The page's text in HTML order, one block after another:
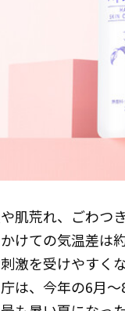
肌荒れ、ごわつ
けての気温差は
激を受けやすくな
は、今年の6月